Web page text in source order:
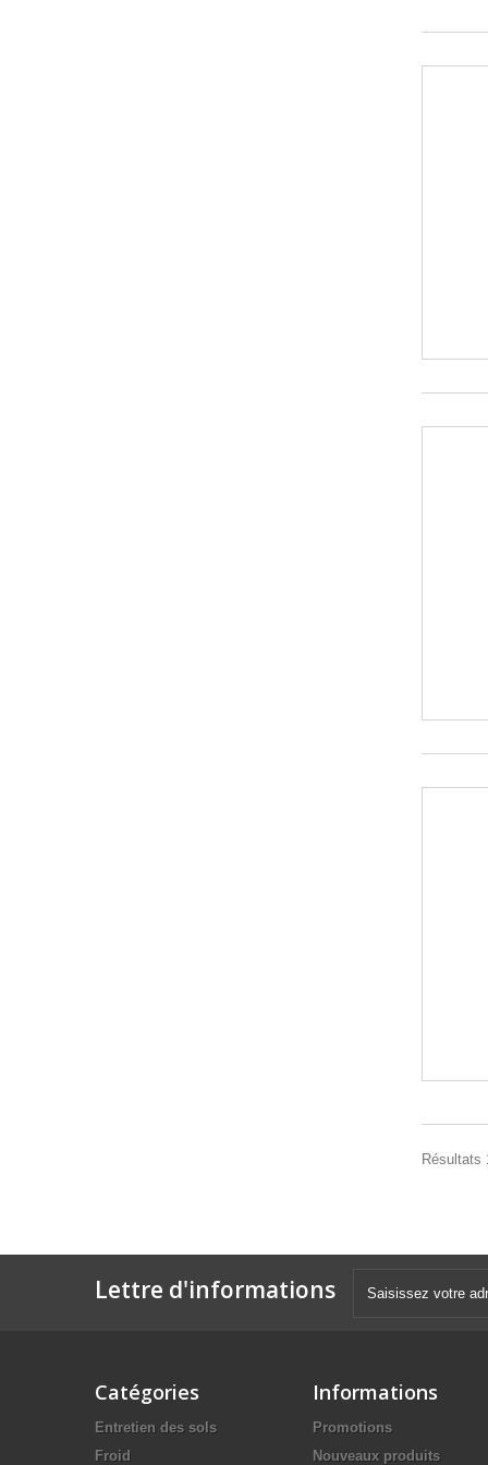
Résultats
Lettre d'informations
Catégories
Entretien des sols
Froid
Informations
Promotions
Nouveaux produits